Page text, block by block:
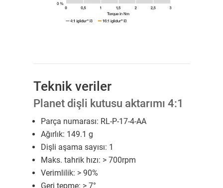
Teknik veriler
Planet dişli kutusu aktarımı 4:1
Parça numarası: RL-P-17-4-AA
Ağırlık: 149.1 g
Dişli aşama sayısı: 1
Maks. tahrik hızı: > 700rpm
Verimlilik: > 90%
Geri tepme: > 7°